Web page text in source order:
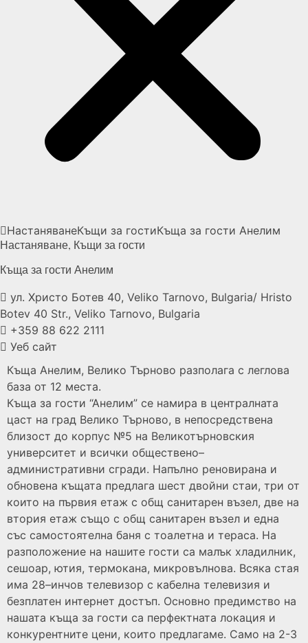
НастаняванеКъщи за гостиКъща за гости Анелим
Настаняване, Къщи за гости
Къща за гости Анелим
ул. Христо Ботев 40, Veliko Tarnovo, Bulgaria/ Hristo
Botev 40 Str., Veliko Tarnovo, Bulgaria
+359 88 622 2111
Уеб сайт
Къща Анелим, Велико Търново разполага с леглова
база от 12 места.
Къща за гости “Анелим” се намира в централната
цаст на град Велико Търново, в непосредствена
близост до корпус №5 на Великотърновския
университет и всички обществено–
административни сгради. Напълно реновирана и
обновена къщата предлага шест двойни стаи, три от
които на първия етаж с общ санитарен възел, две на
втория етаж също с общ санитарен възел и една
със самостоятелна баня с тоалетна и тераса. На
разположение на нашите гости са малък хладилник,
сешоар, ютия, термокана, микровълнова. Всяка стая
има 28–инчов телевизор с кабелна телевизия и
безплатен интернет достъп. Основно предимство на
нашата къща за гости са перфектната локация и
конкурентните цени, които предлагаме. Само на 2-3